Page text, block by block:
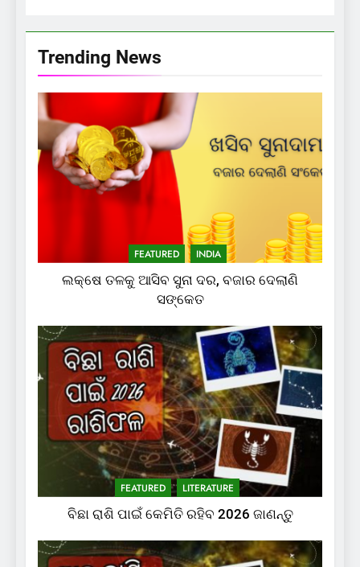
Trending News
FEATURED INDIA
ଲକ୍ଷେ ତଳକୁ ଆସିବ ସୁନା ଦର, ବଜାର ଦେଲାଣି
ସଙ୍କେତ
FEATURED LITERATURE
ବିଛା ରାଶି ପାଇଁ କେମିତି ରହିବ 2026 ଜାଣନ୍ତୁ